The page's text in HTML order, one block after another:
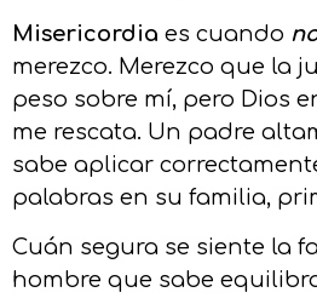
Misericordia es cuando
merezco. Merezco que la
peso sobre mí, pero Dios
me rescata. Un padre
sabe aplicar
palabras en su familia,
Cuán segura se siente la
hombre que sabe